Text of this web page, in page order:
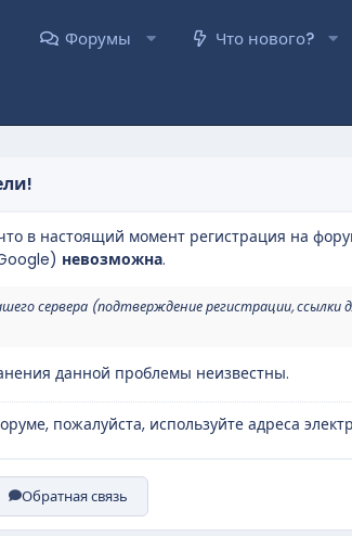
Форумы Что нового?
в настоящий момент регистрация на
невозможна.
сервера (подтверждение регистрации,
данной проблемы неизвестны.
пожалуйста, используйте адреса
Обратная связь